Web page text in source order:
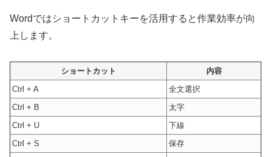
Wordではショートカットキーを活用すると作業効率が向
上します。
ショートカット
内容
Ctrl + A
全文選択
Ctrl + B
太字
Ctrl + U
下線
Ctrl + S
保存